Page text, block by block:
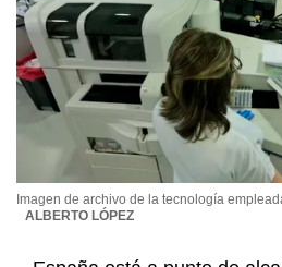
Imagen de archivo de la tecnología
ALBERTO LÓPEZ